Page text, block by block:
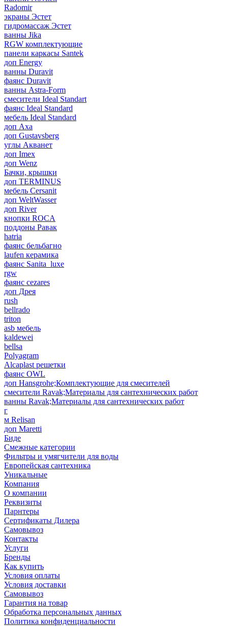
Radomir
экраны Эстет
гидромассаж Эстет
ванны Jika
RGW комплектующие
панели каркасы Santek
доп Energy
ванны Duravit
фаянс Duravit
ванны Astra-Form
смесители Ideal Standart
фаянс Ideal Standard
мебель Ideal Standard
доп Axa
доп Gustavsberg
углы Акванет
доп Imex
доп Wenz
Бачки, крышки
доп TERMINUS
мебель Cersanit
доп WeltWasser
доп River
кнопки ROCA
поддоны Равак
hatria
фаянс бельбагно
laufen керамика
фаянс Sanita_luxe
rgw
фаянс cezares
доп Дрея
rush
bellrado
triton
asb мебель
kaldewei
bellsa
Polyagram
Alcaplast решетки
фаянс OWL
доп Hansgrohe;Комплектующие для смесителей
смесители Ravak;Материалы для сантехнических работ
ванны Ravak;Материалы для сантехнических работ
г
м Relisan
доп Maretti
Биде
Смежные категории
Фильтры и умягчители для воды
Европейская сантехника
Уникальные
Компания
О компании
Реквизиты
Парнтеры
Сертификаты Дилера
Самовывоз
Контакты
Услуги
Бренды
Как купить
Условия оплаты
Условия доставки
Самовывоз
Гарантия на товар
Обработка персональных данных
Политика конфиденциальности